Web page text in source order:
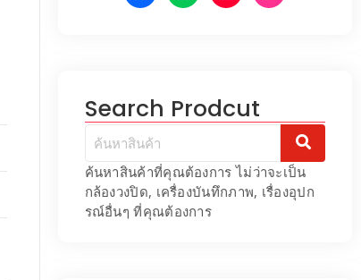
Search Prodcut
ค้นหาสินค้าที่คุณต้องการ ไม่ว่าจะเป็น
กล้องวงปิด, เครื่องบันทึกภาพ, เรื่องอุปก
รณ์อื่นๆ ที่คุณต้องการ